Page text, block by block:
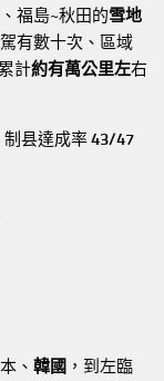
福島~秋田的雪地
有數十次、區域
計約有萬公里左右
制县達成率43/47
、 韓國 ，到左臨